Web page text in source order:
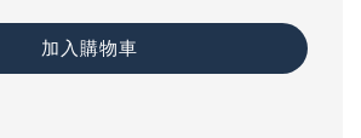
加入購物車